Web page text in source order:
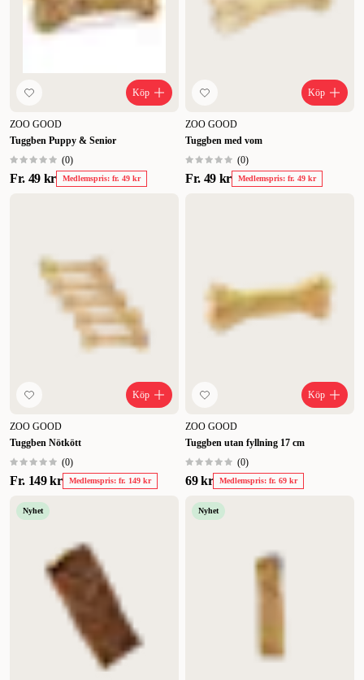
Köp
ZOO GOOD
Tuggben Puppy & Senior
(0)
Fr. 49 kr Medlemspris: fr. 49 kr
Köp
ZOO GOOD
Tuggben med vom
(0)
Fr. 49 kr Medlemspris: fr. 49 kr
Köp
ZOO GOOD
Tuggben Nötkött
(0)
Fr. 149 kr Medlemspris: fr. 149 kr
Köp
ZOO GOOD
Tuggben utan fyllning 17 cm
(0)
69 kr Medlemspris: fr. 69 kr
Nyhet Nyhet